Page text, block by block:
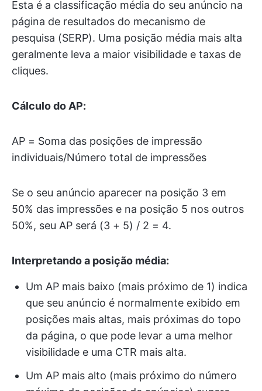
Esta é a classificação média do seu anúncio na
página de resultados do mecanismo de
pesquisa (SERP). Uma posição média mais alta
geralmente leva a maior visibilidade e taxas de
cliques.
Cálculo do AP:
AP = Soma das posições de impressão
individuais/Número total de impressões
Se o seu anúncio aparecer na posição 3 em
50% das impressões e na posição 5 nos outros
50%, seu AP será (3 + 5) / 2 = 4.
Interpretando a posição média:
Um AP mais baixo (mais próximo de 1) indica
que seu anúncio é normalmente exibido em
posições mais altas, mais próximas do topo
da página, o que pode levar a uma melhor
visibilidade e uma CTR mais alta.
Um AP mais alto (mais próximo do número